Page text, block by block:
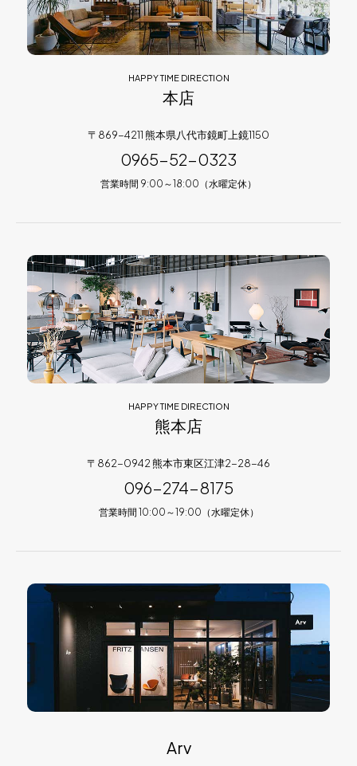
HAPPY TIME DIRECTION
本店
〒869-4211 熊本県八代市鏡町上鏡1150
0965-52-0323
営業時間 9:00～18:00（水曜定休）
HAPPY TIME DIRECTION
熊本店
〒862-0942 熊本市東区江津2-28-46
096-274-8175
営業時間 10:00～19:00（水曜定休）
Arv